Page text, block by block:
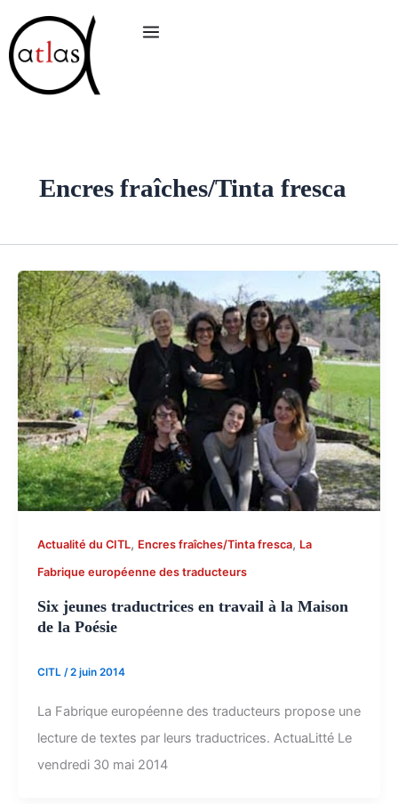
au
contenu
Encres fraîches/Tinta fresca
Actualité du CITL, Encres fraîches/Tinta fresca, La
Fabrique européenne des traducteurs
Six jeunes traductrices en travail à la Maison
de la Poésie
CITL /2 juin 2014
La Fabrique européenne des traducteurs propose une
lecture de textes par leurs traductrices. ActuaLitté Le
vendredi 30 mai 2014